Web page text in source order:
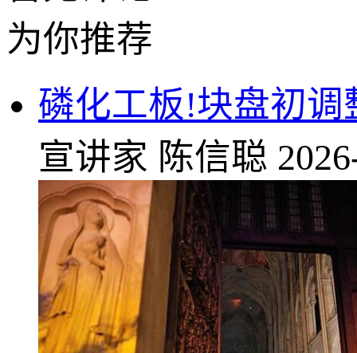
为你推荐
磷化工板!块盘初
宣讲家 陈信聪